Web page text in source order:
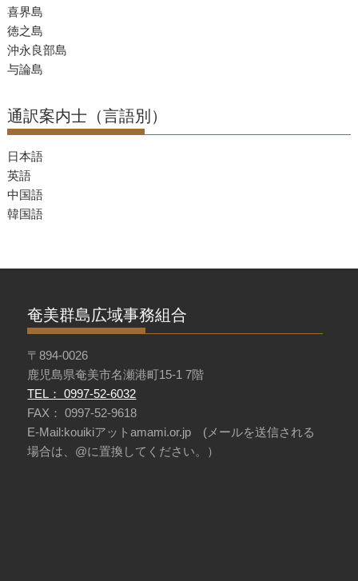
喜界島
徳之島
沖永良部島
与論島
通訳案内士（言語別）
日本語
英語
中国語
韓国語
奄美群島広域事務組合
〒894-0026
鹿児島県奄美市名瀬港町15-1 7階
TEL： 0997-52-6032
FAX： 0997-52-9618
E-Mail:kouikiアットamami.or.jp (メールを送信される
場合は、@に置換してください。）